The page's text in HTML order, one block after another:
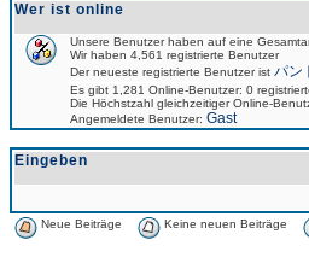
Wer ist online
Unsere Benutzer haben auf eine
Wir haben 4,561 registrierte Benutzer
Der neueste registrierte Benutzer ist パン
Es gibt 1,281 Online-Benutzer: 0
Die Höchstzahl gleichzeitiger Online-
Angemeldete Benutzer: Gast
Eingeben
Neue Beiträge Keine neuen Beiträge